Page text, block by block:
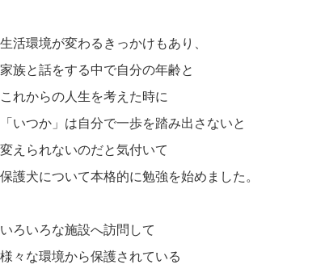
生活環境が変わるきっかけもあり、
家族と話をする中で自分の年齢と
これからの人生を考えた時に
「いつか」は自分で一歩を踏み出さないと
変えられないのだと気付いて
保護犬について本格的に勉強を始めました。
いろいろな施設へ訪問して
様々な環境から保護されている